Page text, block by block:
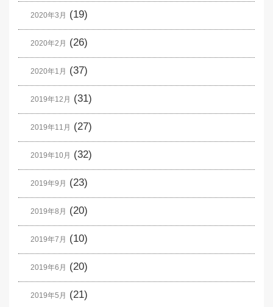
2020年3月 (19)
2020年2月 (26)
2020年1月 (37)
2019年12月 (31)
2019年11月 (27)
2019年10月 (32)
2019年9月 (23)
2019年8月 (20)
2019年7月 (10)
2019年6月 (20)
2019年5月 (21)